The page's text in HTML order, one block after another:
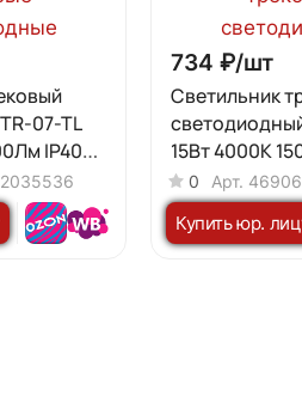
07-TL
IP40
серии
734 ₽/шт
Светильник
15Вт 4000К
градуса
TOP-LINE IN
0 Арт.
Купить юр.